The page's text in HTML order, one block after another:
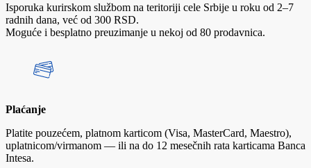
Isporuka kurirskom službom na teritoriji cele Srbije u roku od 2–7
radnih dana, već od 300 RSD.
Moguće i besplatno preuzimanje u nekoj od 80 prodavnica.
Plaćanje
Platite pouzećem, platnom karticom (Visa, MasterCard, Maestro),
uplatnicom/virmanom — ili na do 12 mesečnih rata karticama Banca
Intesa.